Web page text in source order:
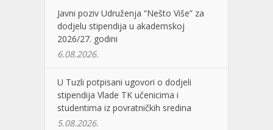
Javni poziv Udruženja “Nešto Više” za
dodjelu stipendija u akademskoj
2026/27. godini
6.08.2026.
U Tuzli potpisani ugovori o dodjeli
stipendija Vlade TK učenicima i
studentima iz povratničkih sredina
5.08.2026.